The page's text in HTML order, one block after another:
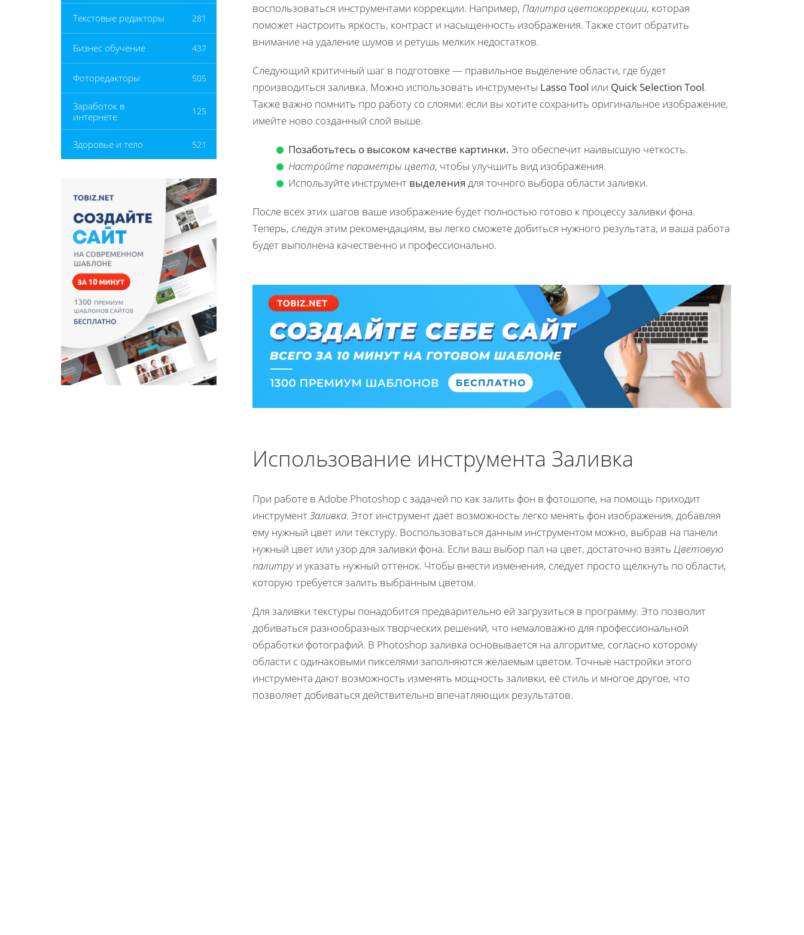
Текстовые редакторы 281
Бизнес обучение 437
Фоторедакторы 505
Заработок в
интернете
125
Здоровье и тело 521
воспользоваться инструментами коррекции. Например, Палитра цветокоррекции, которая
поможет настроить яркость, контраст и насыщенность изображения. Также стоит обратить
внимание на удаление шумов и ретушь мелких недостатков.
Следующий критичный шаг в подготовке — правильное выделение области, где будет
производиться заливка. Можно использовать инструменты Lasso Tool или Quick Selection Tool.
Также важно помнить про работу со слоями: если вы хотите сохранить оригинальное изображение,
имейте ново созданный слой выше.
Позаботьтесь о высоком качестве картинки. Это обеспечит наивысшую четкость.
Настройте параметры цвета, чтобы улучшить вид изображения.
Используйте инструмент выделения для точного выбора области заливки.
После всех этих шагов ваше изображение будет полностью готово к процессу заливки фона.
Теперь, следуя этим рекомендациям, вы легко сможете добиться нужного результата, и ваша работа
будет выполнена качественно и профессионально.
Использование инструмента Заливка
При работе в Adobe Photoshop с задачей по как залить фон в фотошопе, на помощь приходит
инструментЗаливка. Этот инструмент даёт возможность легко менять фон изображения, добавляя
ему нужный цвет или текстуру. Воспользоваться данным инструментом можно, выбрав на панели
нужный цвет или узор для заливки фона. Если ваш выбор пал на цвет, достаточно взять Цветовую
палитруи указать нужный оттенок. Чтобы внести изменения, следует просто щёлкнуть по области,
которую требуется залить выбранным цветом.
Для заливки текстуры понадобится предварительно ей загрузиться в программу. Это позволит
добиваться разнообразных творческих решений, что немаловажно для профессиональной
обработки фотографий. В Photoshop заливка основывается на алгоритме, согласно которому
области с одинаковыми пикселями заполняются желаемым цветом. Точные настройки этого
инструмента дают возможность изменять мощность заливки, её стиль и многое другое, что
позволяет добиваться действительно впечатляющих результатов.